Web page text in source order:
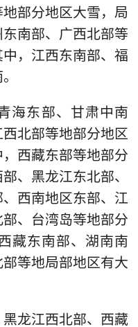
部分地区大雪，局
南部、广西北部等
，江西东南部、福
东部、甘肃中南
北部等地部分地区
西藏东部等地部分
、黑龙江东北部、
西南地区东部、江
、台湾岛等地部分
藏东南部、湖南南
等地局部地区有大
龙江西北部、西藏